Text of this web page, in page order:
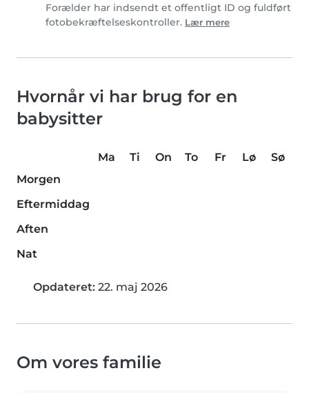
Forælder har indsendt et offentligt ID og fuldført
fotobekræftelseskontroller. Lær mere
Hvornår vi har brug for en
babysitter
Ma Ti On To Fr Lø
Sø
Morgen
Eftermiddag
Aften
Nat
Opdateret: 22. maj 2026
Om vores familie